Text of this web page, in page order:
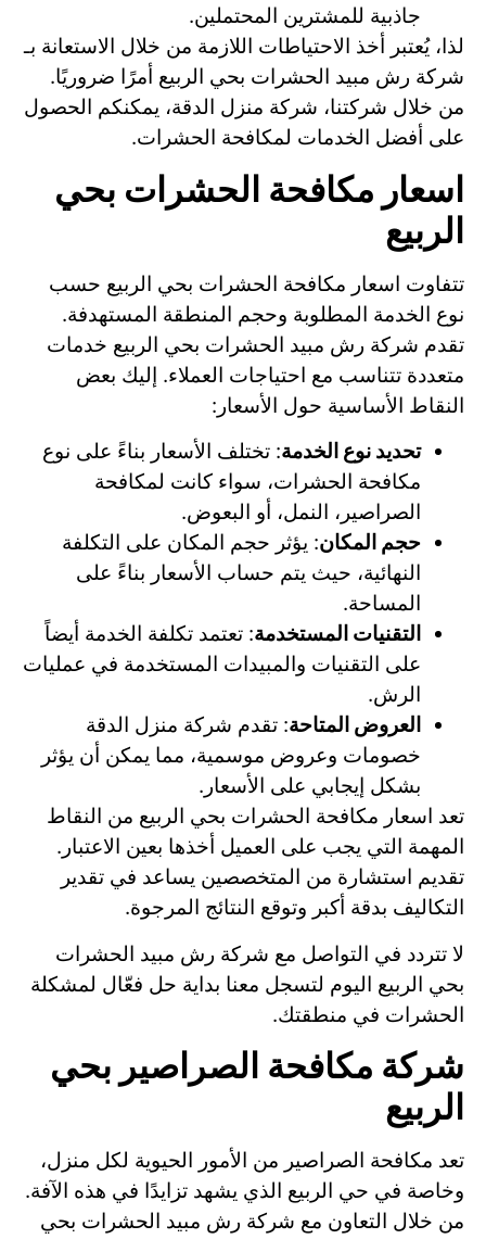
جاذبية للمشترين المحتملين.
لذا، يُعتبر أخذ الاحتياطات اللازمة من خلال الاستعانة بـ
شركة رش مبيد الحشرات بحي الربيع أمرًا ضروريًا.
من خلال شركتنا، شركة منزل الدقة، يمكنكم الحصول
على أفضل الخدمات لمكافحة الحشرات.
اسعار مكافحة الحشرات بحي
الربيع
تتفاوت اسعار مكافحة الحشرات بحي الربيع حسب
نوع الخدمة المطلوبة وحجم المنطقة المستهدفة.
تقدم شركة رش مبيد الحشرات بحي الربيع خدمات
متعددة تتناسب مع احتياجات العملاء. إليك بعض
النقاط الأساسية حول الأسعار:
تحديد نوع الخدمة: تختلف الأسعار بناءً على نوع
مكافحة الحشرات، سواء كانت لمكافحة
الصراصير، النمل، أو البعوض.
حجم المكان: يؤثر حجم المكان على التكلفة
النهائية، حيث يتم حساب الأسعار بناءً على
المساحة.
التقنيات المستخدمة: تعتمد تكلفة الخدمة أيضاً
على التقنيات والمبيدات المستخدمة في عمليات
الرش.
العروض المتاحة: تقدم شركة منزل الدقة
خصومات وعروض موسمية، مما يمكن أن يؤثر
بشكل إيجابي على الأسعار.
تعد اسعار مكافحة الحشرات بحي الربيع من النقاط
المهمة التي يجب على العميل أخذها بعين الاعتبار.
تقديم استشارة من المتخصصين يساعد في تقدير
التكاليف بدقة أكبر وتوقع النتائج المرجوة.
لا تتردد في التواصل مع شركة رش مبيد الحشرات
بحي الربيع اليوم لتسجل معنا بداية حل فعّال لمشكلة
الحشرات في منطقتك.
شركة مكافحة الصراصير بحي
الربيع
تعد مكافحة الصراصير من الأمور الحيوية لكل منزل،
وخاصة في حي الربيع الذي يشهد تزايدًا في هذه الآفة.
من خلال التعاون مع شركة رش مبيد الحشرات بحي